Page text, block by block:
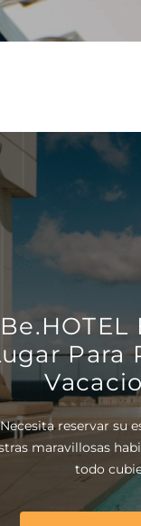
Be.HOTEL
Para
reservar su
maravillosas
todo